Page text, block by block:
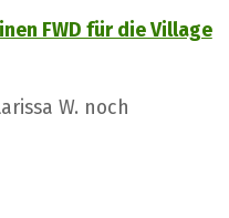
FWD für die Village
W. noch